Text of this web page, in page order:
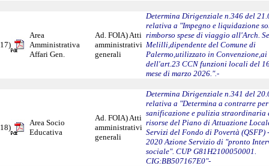
17)
Area
Amministrativa
Affari Gen.
Ad. FOIA) Atti
amministrativi
generali
Determina Dirigenziale n.346 del
relativa a "Impegno e liquidazione
rimborso spese di viaggio all'Arch.
Melilli,dipendente del Comune di
Palermo,utilizzato in Convenzione,ai
dell'art.23 CCN funzioni locali del
mese di marzo 2026.".-
18)
Area Socio
Educativa
Ad. FOIA) Atti
amministrativi
generali
Determina Dirigenziale n.341 del
relativa a "Determina a contrarre
sanificazione e pulizia straordinaria
risorse del Piano di Attuazione
Servizi del Fondo di Povertà (QSFP)
2020 Azione Servizio di "pronto
sociale". CUP G81H2100050001.
CIG:BB507167E0"-